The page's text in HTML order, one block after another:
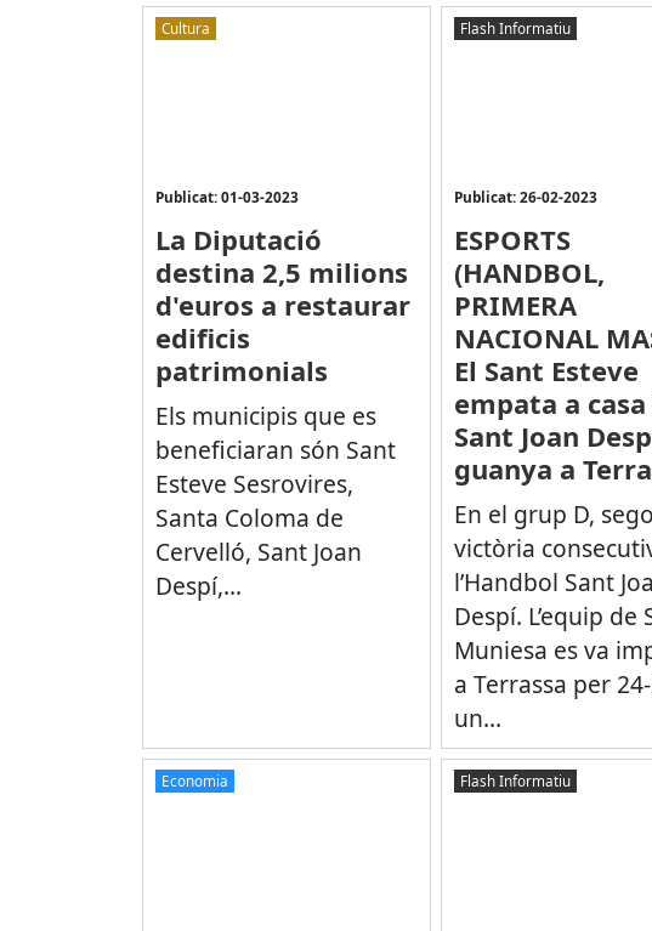
Cultura
Publicat: 01-03-2023
La Diputació
destina 2,5 milions
d'euros a restaurar
edificis
patrimonials
Els municipis que es
beneficiaran són Sant
Esteve Sesrovires,
Santa Coloma de
Cervelló, Sant Joan
Despí,...
Flash Informatiu
Publicat: 26-02-2023
ESPORTS
(HANDBOL,
PRIMERA
NACIONAL
El Sant Esteve
empata a
Sant Joan
guanya a
En el grup D,
victòria
l’Handbol Sant
Despí. L’equip de
Muniesa es va
a Terrassa per
un...
Economia Flash Informatiu